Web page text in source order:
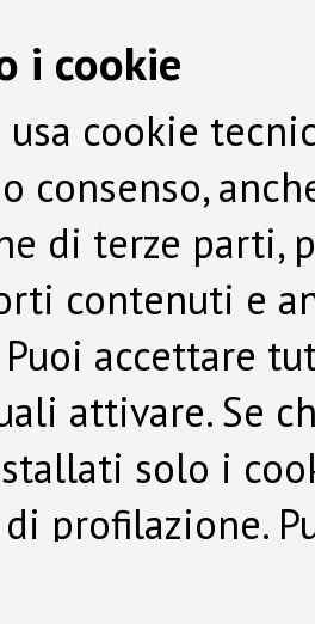
i cookie
cookie
consenso,
di terze parti,
contenuti e
Puoi accettare
attivare. Se
solo i
profilazione.